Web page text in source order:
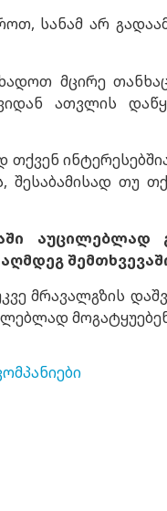
სანამ არ
მცირე
ათვლის
შესაბამისად თუ
მრავალგზის